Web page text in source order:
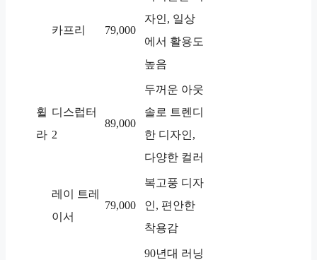
카프리 79,000
자인, 일상
에서 활용도
높음
휠
라
디스럽터
2
89,000
두꺼운 아웃
솔로 트렌디
한 디자인,
다양한 컬러
레이 트레
이서
79,000
복고풍 디자
인, 편안한
착용감
90년대 러닝